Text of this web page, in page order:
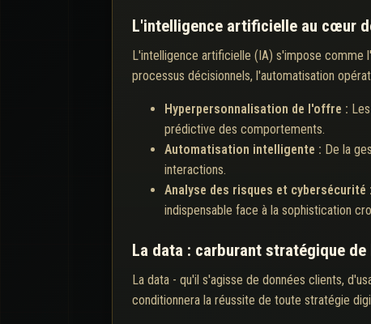
L'intelligence artificielle au cœur
L'intelligence artificielle (IA) s'impose comme
processus décisionnels, l'automatisation
Hyperpersonnalisation de l'offre :
prédictive des comportements.
Automatisation intelligente : De la
interactions.
Analyse des risques et cybersécurité :
indispensable face à la sophistication
La data : carburant stratégique de
La data - qu'il s'agisse de données clients,
conditionnera la réussite de toute stratégie